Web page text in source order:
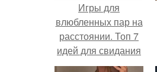
Игры для
влюбленных пар на
расстоянии. Топ 7
идей для свидания
на расстоянии